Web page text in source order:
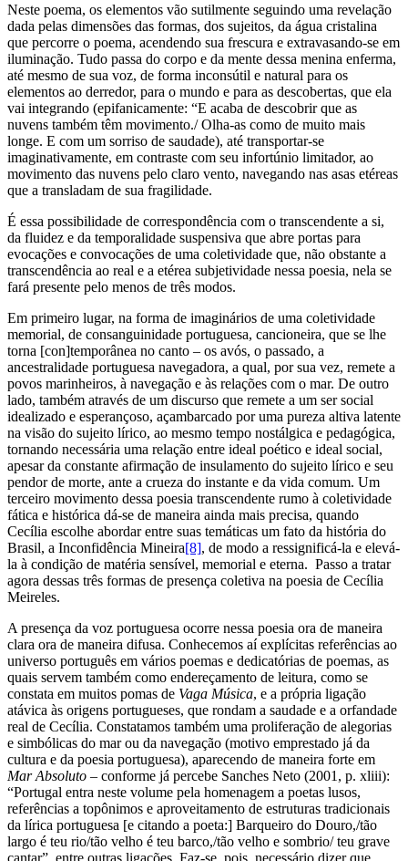
Neste poema, os elementos vão sutilmente seguindo uma revelação
dada pelas dimensões das formas, dos sujeitos, da água cristalina
que percorre o poema, acendendo sua frescura e extravasando-se em
iluminação. Tudo passa do corpo e da mente dessa menina enferma,
até mesmo de sua voz, de forma inconsútil e natural para os
elementos ao derredor, para o mundo e para as descobertas, que ela
vai integrando (epifanicamente: “E acaba de descobrir que as
nuvens também têm movimento./ Olha-as como de muito mais
longe. E com um sorriso de saudade), até transportar-se
imaginativamente, em contraste com seu infortúnio limitador, ao
movimento das nuvens pelo claro vento, navegando nas asas etéreas
que a transladam de sua fragilidade.
É essa possibilidade de correspondência com o transcendente a si,
da fluidez e da temporalidade suspensiva que abre portas para
evocações e convocações de uma coletividade que, não obstante a
transcendência ao real e a etérea subjetividade nessa poesia, nela se
fará presente pelo menos de três modos.
Em primeiro lugar, na forma de imaginários de uma coletividade
memorial, de consanguinidade portuguesa, cancioneira, que se lhe
torna [con]temporânea no canto – os avós, o passado, a
ancestralidade portuguesa navegadora, a qual, por sua vez, remete a
povos marinheiros, à navegação e às relações com o mar. De outro
lado, também através de um discurso que remete a um ser social
idealizado e esperançoso, açambarcado por uma pureza altiva latente
na visão do sujeito lírico, ao mesmo tempo nostálgica e pedagógica,
tornando necessária uma relação entre ideal poético e ideal social,
apesar da constante afirmação de insulamento do sujeito lírico e seu
pendor de morte, ante a crueza do instante e da vida comum. Um
terceiro movimento dessa poesia transcendente rumo à coletividade
fática e histórica dá-se de maneira ainda mais precisa, quando
Cecília escolhe abordar entre suas temáticas um fato da história do
Brasil, a Inconfidência Mineira[8], de modo a ressignificá-la e elevá-
la à condição de matéria sensível, memorial e eterna. Passo a tratar
agora dessas três formas de presença coletiva na poesia de Cecília
Meireles.
A presença da voz portuguesa ocorre nessa poesia ora de maneira
clara ora de maneira difusa. Conhecemos aí explícitas referências ao
universo português em vários poemas e dedicatórias de poemas, as
quais servem também como endereçamento de leitura, como se
constata em muitos pomas de Vaga Música, e a própria ligação
atávica às origens portugueses, que rondam a saudade e a orfandade
real de Cecília. Constatamos também uma proliferação de alegorias
e simbólicas do mar ou da navegação (motivo emprestado já da
cultura e da poesia portuguesa), aparecendo de maneira forte em
Mar Absoluto – conforme já percebe Sanches Neto (2001, p. xliii):
“Portugal entra neste volume pela homenagem a poetas lusos,
referências a topônimos e aproveitamento de estruturas tradicionais
da lírica portuguesa [e citando a poeta:] Barqueiro do Douro,/tão
largo é teu rio/tão velho é teu barco,/tão velho e sombrio/ teu grave
cantar”, entre outras ligações. Faz-se, pois, necessário dizer que